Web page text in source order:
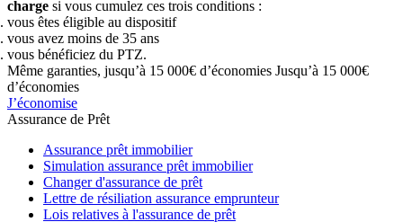
charge si vous cumulez ces trois conditions :
vous êtes éligible au dispositif
vous avez moins de 35 ans
vous bénéficiez du PTZ.
Même garanties, jusqu’à 15 000€ d’économies Jusqu’à 15 000€
d’économies
J’économise
Assurance de Prêt
Assurance prêt immobilier
Simulation assurance prêt immobilier
Changer d'assurance de prêt
Lettre de résiliation assurance emprunteur
Lois relatives à l'assurance de prêt